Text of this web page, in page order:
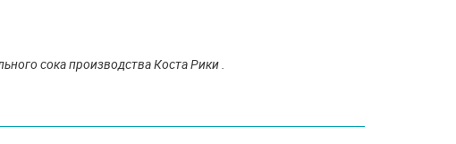
сока производства Коста Рики .